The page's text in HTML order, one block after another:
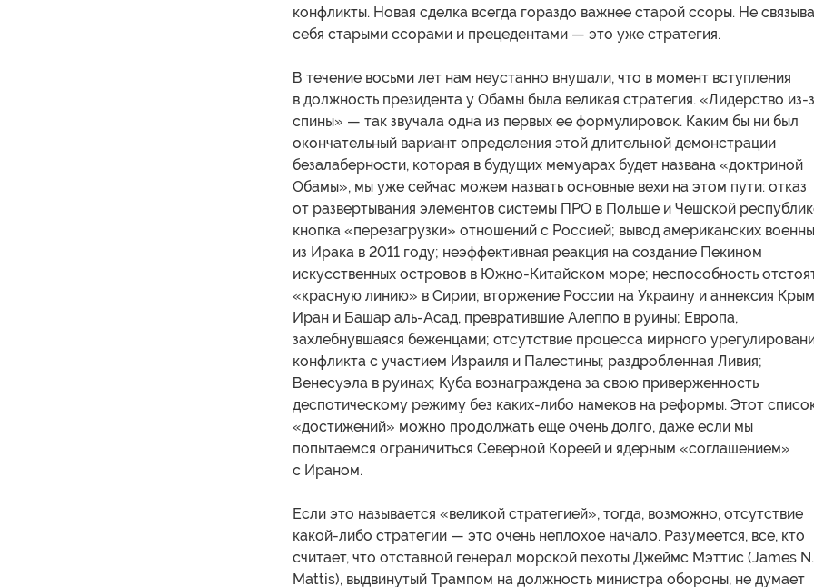
конфликты. Новая сделка всегда гораздо важнее старой ссоры. Не
себя старыми ссорами и прецедентами — это уже стратегия.
В течение восьми лет нам неустанно внушали, что в момент вступления
в должность президента у Обамы была великая стратегия. «Лидерство из-
спины» — так звучала одна из первых ее формулировок. Каким бы ни был
окончательный вариант определения этой длительной демонстрации
безалаберности, которая в будущих мемуарах будет названа «доктриной
Обамы», мы уже сейчас можем назвать основные вехи на этом пути: отказ
от развертывания элементов системы ПРО в Польше и Чешской
кнопка «перезагрузки» отношений с Россией; вывод американских
из Ирака в 2011 году; неэффективная реакция на создание Пекином
искусственных островов в Южно-Китайском море; неспособность
«красную линию» в Сирии; вторжение России на Украину и аннексия
Иран и Башар аль-Асад, превратившие Алеппо в руины; Европа,
захлебнувшаяся беженцами; отсутствие процесса мирного
конфликта с участием Израиля и Палестины; раздробленная Ливия;
Венесуэла в руинах; Куба вознаграждена за свою приверженность
деспотическому режиму без каких-либо намеков на реформы. Этот
«достижений» можно продолжать еще очень долго, даже если мы
попытаемся ограничиться Северной Кореей и ядерным «соглашением»
с Ираном.
Если это называется «великой стратегией», тогда, возможно, отсутствие
какой-либо стратегии — это очень неплохое начало. Разумеется, все, кто
считает, что отставной генерал морской пехоты Джеймс Мэттис (James N.
Mattis), выдвинутый Трампом на должность министра обороны, не думает